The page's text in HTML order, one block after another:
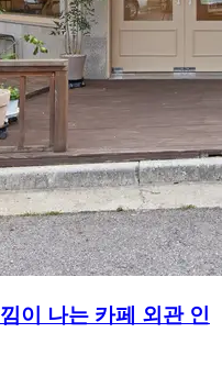
이 나는 카페 외관 인